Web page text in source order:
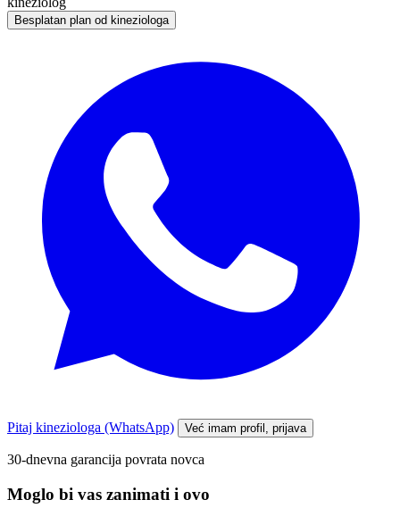
Besplatan plan od kineziologa
Pitaj kineziologa (WhatsApp) Već imam profil, prijava
30-dnevna garancija povrata novca
Moglo bi vas zanimati i ovo